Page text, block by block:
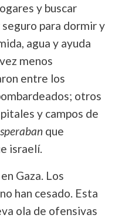
y buscar
para dormir y
agua y ayuda
menos
entre los
otros
y campos de
que
israelí.
Gaza. Los
han cesado. Esta
ola de ofensivas